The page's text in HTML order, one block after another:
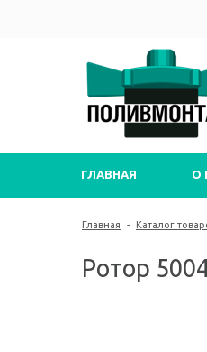
ГЛАВНАЯ О
Главная - Каталог
Ротор